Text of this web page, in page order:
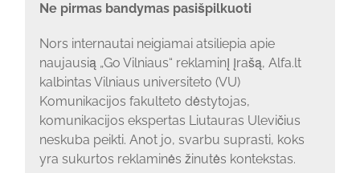
Ne pirmas bandymas pasišpilkuoti
Nors internautai neigiamai atsiliepia apie
naujausią „Go Vilniaus“ reklaminį įrašą, Alfa.lt
kalbintas Vilniaus universiteto (VU)
Komunikacijos fakulteto dėstytojas,
komunikacijos ekspertas Liutauras Ulevičius
neskuba peikti. Anot jo, svarbu suprasti, koks
yra sukurtos reklaminės žinutės kontekstas.